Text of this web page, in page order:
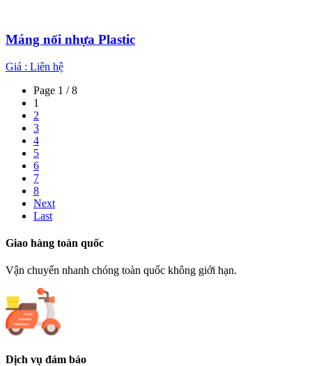
Máng nối nhựa Plastic
Giá : Liên hệ
Page 1 / 8
1
2
3
4
5
6
7
8
Next
Last
Giao hàng toàn quốc
Vận chuyển nhanh chóng toàn quốc không giới hạn.
Dịch vụ đảm bảo